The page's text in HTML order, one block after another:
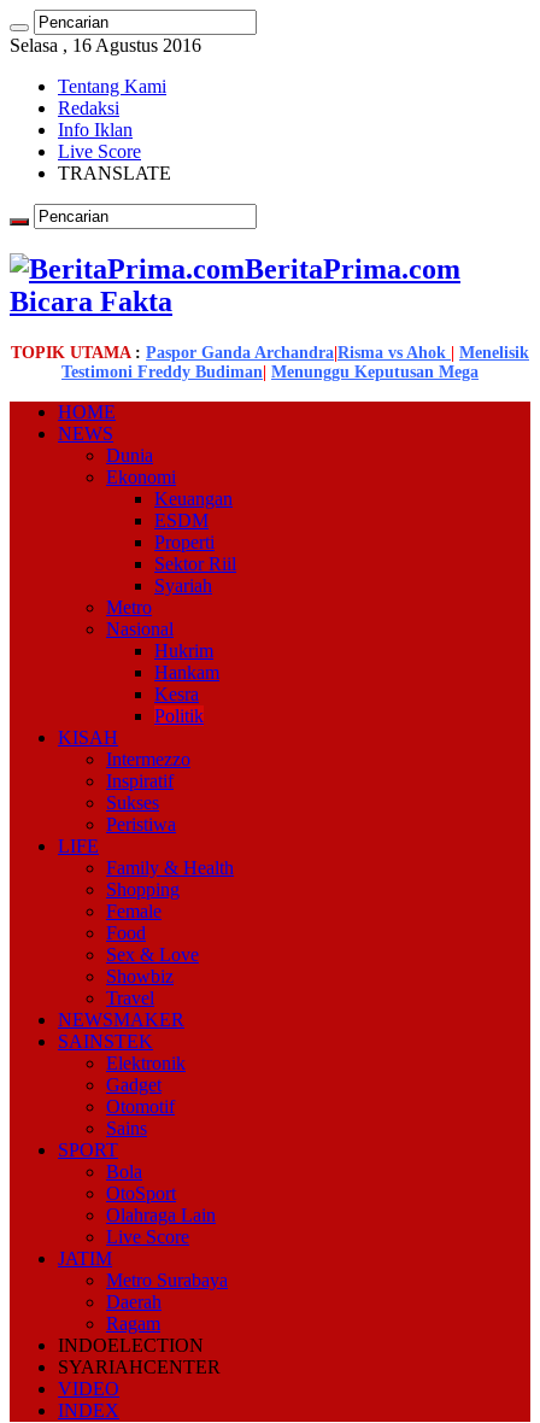
Selasa , 16 Agustus 2016
Tentang Kami
Redaksi
Info Iklan
Live Score
TRANSLATE
BeritaPrima.com
Bicara Fakta
TOPIK UTAMA: Paspor Ganda Archandra Risma vs Ahok
Menelisik
Testimoni Freddy Budiman Menunggu Keputusan Mega
HOME
NEWS
Dunia
Ekonomi
Keuangan
ESDM
Properti
Sektor Riil
Syariah
Metro
Nasional
Hukrim
Hankam
Kesra
Politik
KISAH
Intermezzo
Inspiratif
Sukses
Peristiwa
LIFE
Family & Health
Shopping
Female
Food
Sex & Love
Showbiz
Travel
NEWSMAKER
SAINSTEK
Elektronik
Gadget
Otomotif
Sains
SPORT
Bola
OtoSport
Olahraga Lain
Live Score
JATIM
Metro Surabaya
Daerah
Ragam
INDOELECTION
SYARIAHCENTER
VIDEO
INDEX